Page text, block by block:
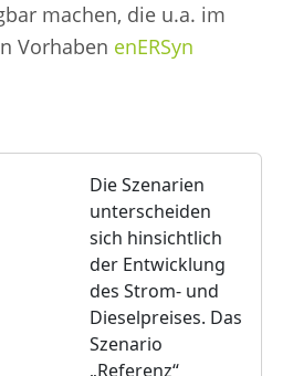
machen, die u.a. im
Vorhaben enERSyn